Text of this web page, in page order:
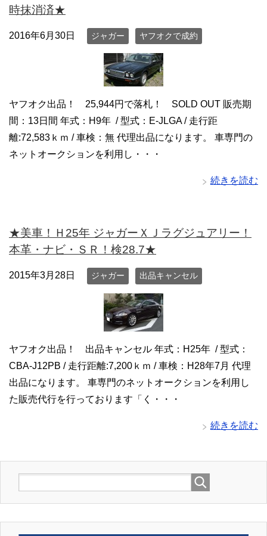
時抹消済★
2016年6月30日 ジャガー ヤフオクで成約
ヤフオク出品！ 25,944円で落札！ SOLD OUT 販売期
間：13日間 年式：H9年 / 型式：E-JLGA / 走行距
離:72,583ｋｍ / 車検：無 代理出品になります。 車専門の
ネットオークションを利用し・・・
続きを読む
★美車！Ｈ25年 ジャガーＸＪラグジュアリー！
本革・ナビ・ＳＲ！検28.7★
2015年3月28日 ジャガー 出品キャンセル
ヤフオク出品！ 出品キャンセル 年式：H25年 / 型式：
CBA-J12PB / 走行距離:7,200ｋｍ / 車検：H28年7月 代理
出品になります。 車専門のネットオークションを利用し
た販売代行を行っております「く・・・
続きを読む